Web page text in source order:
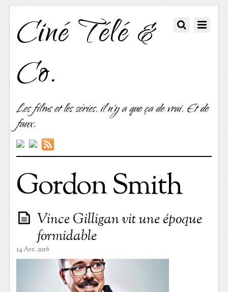
Ciné Télé &
Co.
Les films et les séries, il n'y a que ça de vrai. Et de
faux.
Gordon Smith
Vince Gilligan vit une époque
formidable
14 Avr. 2016